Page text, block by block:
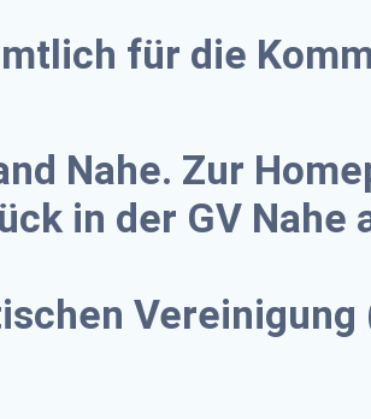
für die
Nahe. Zur
in der GV Nahe
Vereinigung